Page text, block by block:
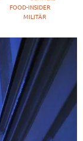
FOOD-INSIDER
MILITÄR